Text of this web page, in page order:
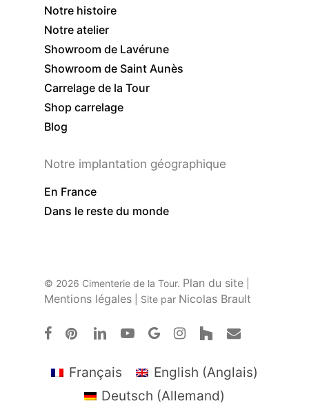
Notre histoire
Notre atelier
Showroom de Lavérune
Showroom de Saint Aunès
Carrelage de la Tour
Shop carrelage
Blog
Notre implantation géographique
En France
Dans le reste du monde
© 2026 Cimenterie de la Tour. Plan du site
Mentions légales | Site par Nicolas Brault
facebookpinterestlinkedinyoutubegoogle-instagramhouzzemail
Français English (Anglais)
Deutsch (Allemand)